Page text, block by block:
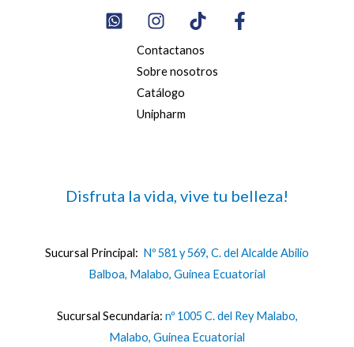
Contactanos
Sobre nosotros
Catálogo
Unipharm
Disfruta la vida, vive tu belleza!
Sucursal Principal: Nº 581 y 569, C. del Alcalde Abilio
Balboa, Malabo, Guinea Ecuatorial
Sucursal Secundaria: nº 1005 C. del Rey Malabo,
Malabo, Guinea Ecuatorial